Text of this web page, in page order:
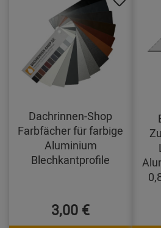
Dachrinnen-Shop
Farbfächer für farbige
Aluminium
Blechkantprofile
3,00 €